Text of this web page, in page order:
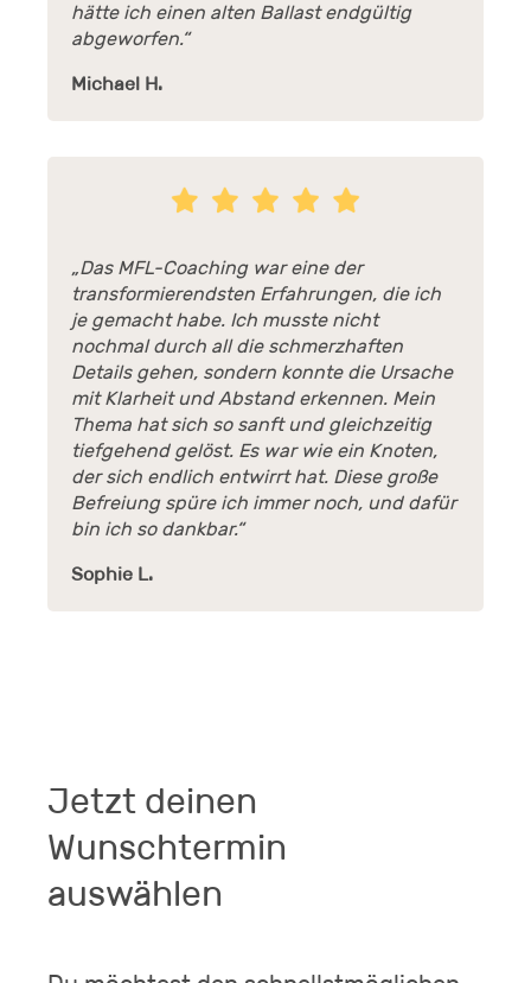
hätte ich einen alten Ballast endgültig
abgeworfen.“
Michael H.
„Das MFL-Coaching war eine der
transformierendsten Erfahrungen, die ich
je gemacht habe. Ich musste nicht
nochmal durch all die schmerzhaften
Details gehen, sondern konnte die Ursache
mit Klarheit und Abstand erkennen. Mein
Thema hat sich so sanft und gleichzeitig
tiefgehend gelöst. Es war wie ein Knoten,
der sich endlich entwirrt hat. Diese große
Befreiung spüre ich immer noch, und dafür
bin ich so dankbar.“
Sophie L.
Jetzt deinen
Wunschtermin
auswählen